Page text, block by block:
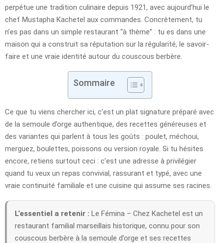
perpétue une tradition culinaire depuis 1921, avec aujourd’hui le
chef Mustapha Kachetel aux commandes. Concrètement, tu
n’es pas dans un simple restaurant “à thème” : tu es dans une
maison qui a construit sa réputation sur la régularité, le savoir-
faire et une vraie identité autour du couscous berbère.
Sommaire
Ce que tu viens chercher ici, c’est un plat signature préparé avec
de la semoule d’orge authentique, des recettes généreuses et
des variantes qui parlent à tous les goûts : poulet, méchoui,
merguez, boulettes, poissons ou version royale. Si tu hésites
encore, retiens surtout ceci : c’est une adresse à privilégier
quand tu veux un repas convivial, rassurant et typé, avec une
vraie continuité familiale et une cuisine qui assume ses racines.
L’essentiel a retenir : Le Fémina – Chez Kachetel est un
restaurant familial marseillais historique, connu pour son
couscous berbère à la semoule d’orge et ses recettes